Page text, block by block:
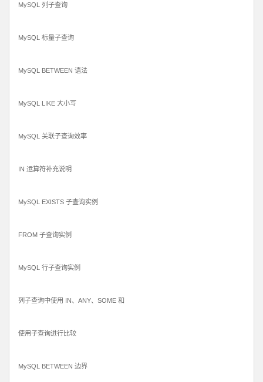
MySQL 列子查询
MySQL 标量子查询
MySQL BETWEEN 语法
MySQL LIKE 大小写
MySQL 关联子查询效率
IN 运算符补充说明
MySQL EXISTS 子查询实例
FROM 子查询实例
MySQL 行子查询实例
列子查询中使用 IN、ANY、SOME 和
使用子查询进行比较
MySQL BETWEEN 边界